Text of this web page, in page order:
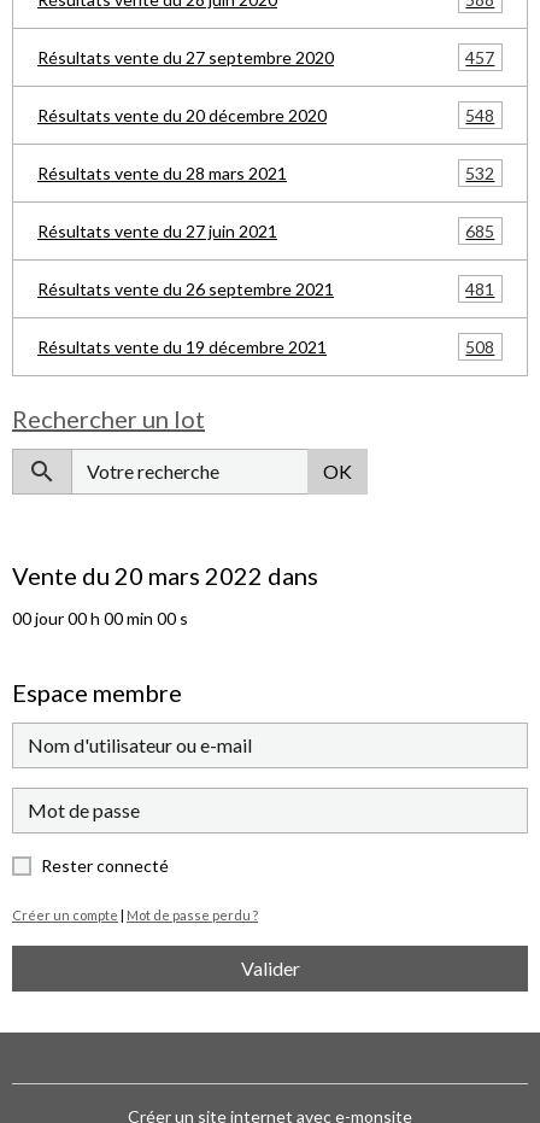
Résultats vente du 27 septembre 2020 457
Résultats vente du 20 décembre 2020 548
Résultats vente du 28 mars 2021 532
Résultats vente du 27 juin 2021 685
Résultats vente du 26 septembre 2021 481
Résultats vente du 19 décembre 2021 508
Rechercher un lot
OK
Vente du 20 mars 2022 dans
00jour00h 00min 00 s
Espace membre
Rester connecté
Créer un compte | Mot de passe perdu ?
Valider
Créer un site internet avec e-monsite